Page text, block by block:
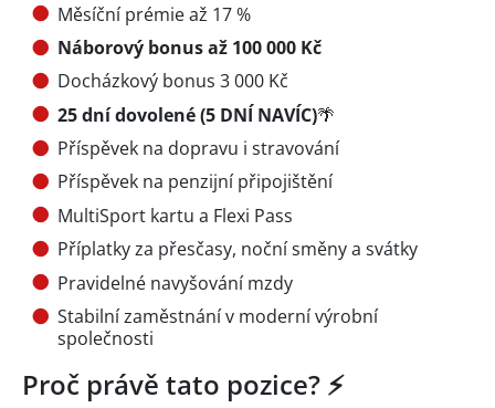
Měsíční prémie až 17 %
Náborový bonus až 100 000 Kč
Docházkový bonus 3 000 Kč
25 dní dovolené (5 DNÍ NAVÍC)🌴
Příspěvek na dopravu i stravování
Příspěvek na penzijní připojištění
MultiSport kartu a Flexi Pass
Příplatky za přesčasy, noční směny a svátky
Pravidelné navyšování mzdy
Stabilní zaměstnání v moderní výrobní
společnosti
Proč právě tato pozice? ⚡